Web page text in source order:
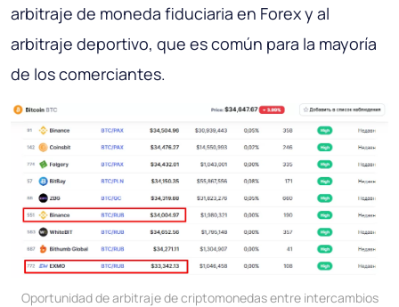
arbitraje de moneda fiduciaria en Forex y al
arbitraje deportivo, que es común para la mayoría
de los comerciantes.
Oportunidad de arbitraje de criptomonedas entre intercambios